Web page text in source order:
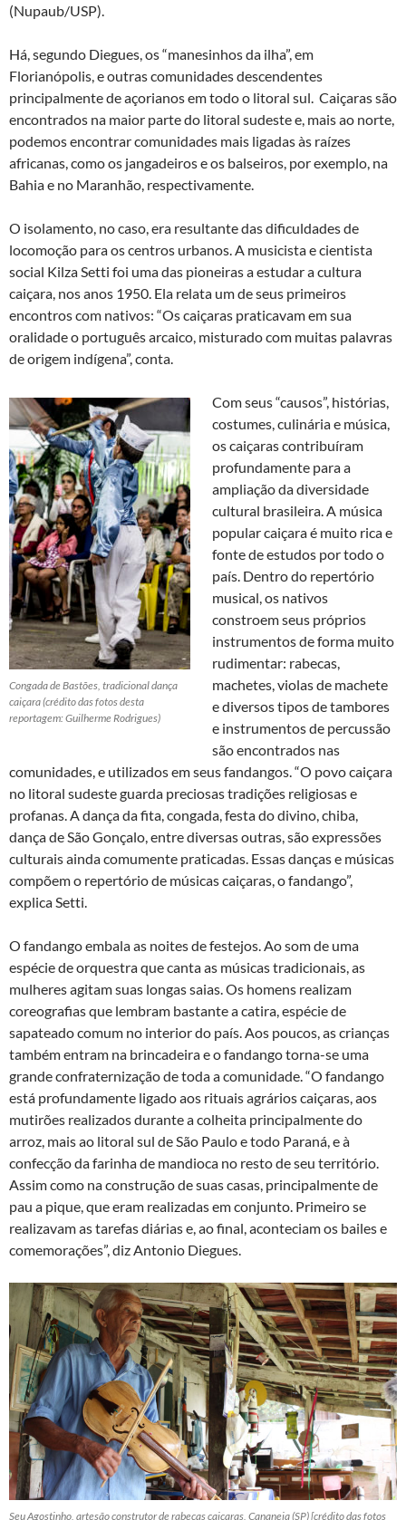
(Nupaub/USP).
Há, segundo Diegues, os “manesinhos da ilha”, em
Florianópolis, e outras comunidades descendentes
principalmente de açorianos em todo o litoral sul. Caiçaras são
encontrados na maior parte do litoral sudeste e, mais ao norte,
podemos encontrar comunidades mais ligadas às raízes
africanas, como os jangadeiros e os balseiros, por exemplo, na
Bahia e no Maranhão, respectivamente.
O isolamento, no caso, era resultante das dificuldades de
locomoção para os centros urbanos. A musicista e cientista
social Kilza Setti foi uma das pioneiras a estudar a cultura
caiçara, nos anos 1950. Ela relata um de seus primeiros
encontros com nativos: “Os caiçaras praticavam em sua
oralidade o português arcaico, misturado com muitas palavras
de origem indígena”, conta.
Congada de Bastões, tradicional dança
caiçara (crédito das fotos desta
reportagem: Guilherme Rodrigues)
Com seus “causos”, histórias,
costumes, culinária e música,
os caiçaras contribuíram
profundamente para a
ampliação da diversidade
cultural brasileira. A música
popular caiçara é muito rica e
fonte de estudos por todo o
país. Dentro do repertório
musical, os nativos
constroem seus próprios
instrumentos de forma muito
rudimentar: rabecas,
machetes, violas de machete
e diversos tipos de tambores
e instrumentos de percussão
são encontrados nas
comunidades, e utilizados em seus fandangos. “O povo caiçara
no litoral sudeste guarda preciosas tradições religiosas e
profanas. A dança da fita, congada, festa do divino, chiba,
dança de São Gonçalo, entre diversas outras, são expressões
culturais ainda comumente praticadas. Essas danças e músicas
compõem o repertório de músicas caiçaras, o fandango”,
explica Setti.
O fandango embala as noites de festejos. Ao som de uma
espécie de orquestra que canta as músicas tradicionais, as
mulheres agitam suas longas saias. Os homens realizam
coreografias que lembram bastante a catira, espécie de
sapateado comum no interior do país. Aos poucos, as crianças
também entram na brincadeira e o fandango torna-se uma
grande confraternização de toda a comunidade. “O fandango
está profundamente ligado aos rituais agrários caiçaras, aos
mutirões realizados durante a colheita principalmente do
arroz, mais ao litoral sul de São Paulo e todo Paraná, e à
confecção da farinha de mandioca no resto de seu território.
Assim como na construção de suas casas, principalmente de
pau a pique, que eram realizadas em conjunto. Primeiro se
realizavam as tarefas diárias e, ao final, aconteciam os bailes e
comemorações”, diz Antonio Diegues.
Seu Agostinho, artesão construtor de rabecas caiçaras, Cananeia (SP) [crédito das fotos